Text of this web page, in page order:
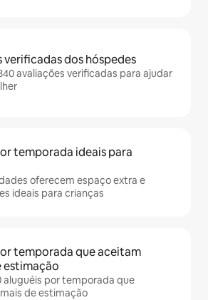
verificadas dos hóspedes
avaliações verificadas para ajudar
temporada ideais para
oferecem espaço extra e
ideais para crianças
temporada que aceitam
estimação
aluguéis por temporada que
de estimação